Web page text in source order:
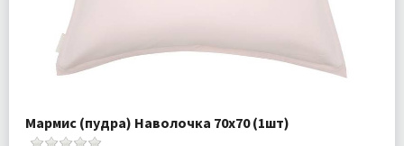
Мармис (пудра) Наволочка 70х70 (1шт)